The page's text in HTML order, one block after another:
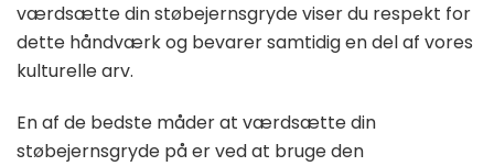
værdsætte din støbejernsgryde viser du respekt for
dette håndværk og bevarer samtidig en del af vores
kulturelle arv.
En af de bedste måder at værdsætte din
støbejernsgryde på er ved at bruge den